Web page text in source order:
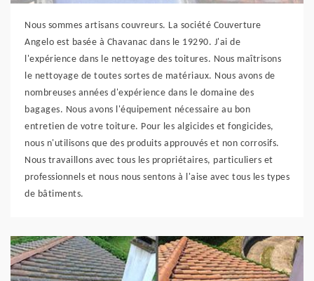
Nous sommes artisans couvreurs. La société Couverture
Angelo est basée à Chavanac dans le 19290. J'ai de
l'expérience dans le nettoyage des toitures. Nous maîtrisons
le nettoyage de toutes sortes de matériaux. Nous avons de
nombreuses années d'expérience dans le domaine des
bagages. Nous avons l'équipement nécessaire au bon
entretien de votre toiture. Pour les algicides et fongicides,
nous n'utilisons que des produits approuvés et non corrosifs.
Nous travaillons avec tous les propriétaires, particuliers et
professionnels et nous nous sentons à l'aise avec tous les types
de bâtiments.